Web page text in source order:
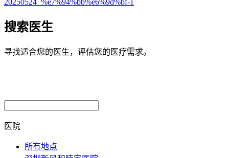
搜索医生
寻找适合您的医生，评估您的医疗需求。
医院
所有地点